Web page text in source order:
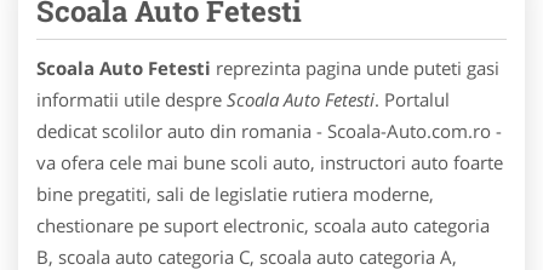
Scoala Auto Fetesti
Scoala Auto Fetesti reprezinta pagina unde puteti gasi
informatii utile despre Scoala Auto Fetesti. Portalul
dedicat scolilor auto din romania - Scoala-Auto.com.ro -
va ofera cele mai bune scoli auto, instructori auto foarte
bine pregatiti, sali de legislatie rutiera moderne,
chestionare pe suport electronic, scoala auto categoria
B, scoala auto categoria C, scoala auto categoria A,